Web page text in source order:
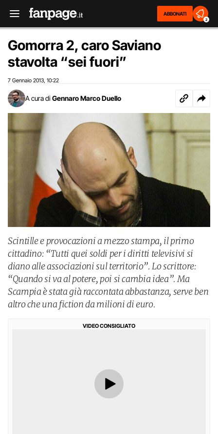
ABBONATI
2
Gomorra 2, caro Saviano
stavolta “sei fuori”
7 Gennaio 2013 10:22
A cura di Gennaro Marco Duello
Scintille e provocazioni a mezzo stampa, il primo
cittadino: “Tutti quei soldi per i diritti televisivi si
diano alle associazioni sul territorio”. Lo scrittore:
“Quando si va al potere, poi si cambia idea”. Ma
Scampia è stata già raccontata abbastanza, serve ben
altro che una fiction da milioni di euro.
VIDEO CONSIGLIATO